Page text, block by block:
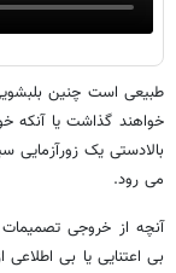
طبیعی است چنین
خواهند گذاشت یا آنکه
بالادستی یک
می رود.
آنچه از خروجی
بی اعتنایی یا بی